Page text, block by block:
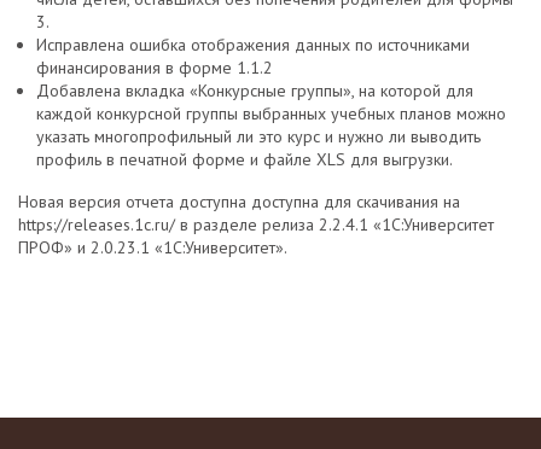
3.
Исправлена ошибка отображения данных по источниками
финансирования в форме 1.1.2
Добавлена вкладка «Конкурсные группы», на которой для
каждой конкурсной группы выбранных учебных планов можно
указать многопрофильный ли это курс и нужно ли выводить
профиль в печатной форме и файле XLS для выгрузки.
Новая версия отчета доступна доступна для скачивания на
https://releases.1c.ru/ в разделе релиза 2.2.4.1 «1С:Университет
ПРОФ» и 2.0.23.1 «1С:Университет».